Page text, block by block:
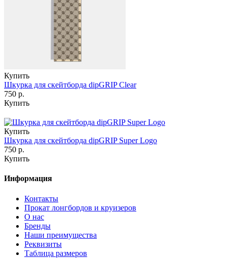
Купить
Шкурка для скейтборда dipGRIP Clear
750 р.
Купить
Купить
Шкурка для скейтборда dipGRIP Super Logo
750 р.
Купить
Информация
Контакты
Прокат лонгбордов и круизеров
О нас
Бренды
Наши преимущества
Реквизиты
Таблица размеров